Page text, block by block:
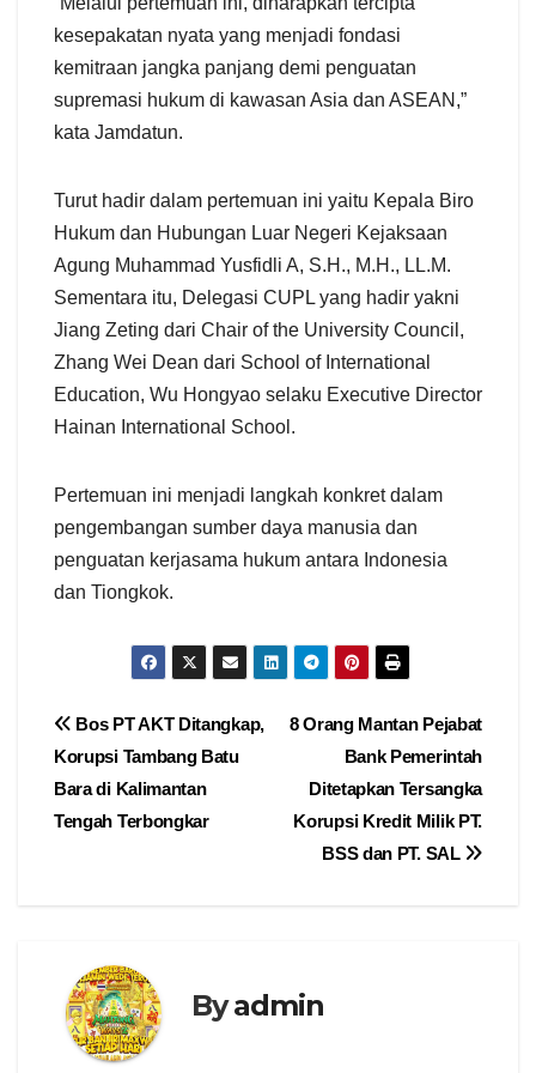
kesepakatan nyata yang menjadi fondasi
kemitraan jangka panjang demi penguatan
supremasi hukum di kawasan Asia dan ASEAN,”
kata Jamdatun.
Turut hadir dalam pertemuan ini yaitu Kepala Biro
Hukum dan Hubungan Luar Negeri Kejaksaan
Agung Muhammad Yusfidli A, S.H., M.H., LL.M.
Sementara itu, Delegasi CUPL yang hadir yakni
Jiang Zeting dari Chair of the University Council,
Zhang Wei Dean dari School of International
Education, Wu Hongyao selaku Executive Director
Hainan International School.
Pertemuan ini menjadi langkah konkret dalam
pengembangan sumber daya manusia dan
penguatan kerjasama hukum antara Indonesia
dan Tiongkok.
Navigasi
pos
8 Orang Mantan Pejabat
Bank Pemerintah
Ditetapkan Tersangka
Korupsi Kredit Milik PT.
BSS dan PT. SAL
Bos PT AKT Ditangkap,
Korupsi Tambang Batu
Bara di Kalimantan
Tengah Terbongkar
Byadmin